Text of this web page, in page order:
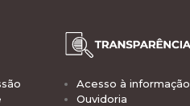
Acesso à informação
Ouvidoria